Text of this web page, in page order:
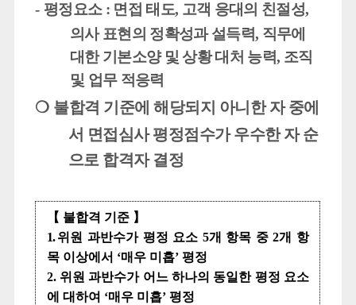
- 평정요소 : 면접 태도, 고객 응대의 친절성,
의사 표현의 정확성과 설득력, 직무에
대한 기본소양 및 상황 대처 능력, 조직
및 업무 적응력
❍ 불합격 기준에 해당되지 아니한 자 중에
서 면접심사 평정점수가 우수한 자 순
으로 합격자 결정
【 불합격 기준 】
1.위원 과반수가 평정 요소 5개 항목 중2개 항
목 이상에서 ‘매우 미흡’ 평정
2. 위원 과반수가 어느 하나의 동일한 평정 요소
에 대하여 ‘매우 미흡’ 평정